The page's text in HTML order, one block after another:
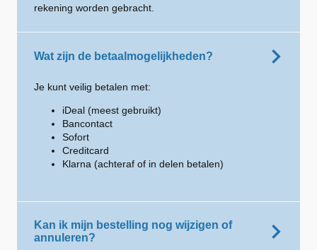
rekening worden gebracht.
Wat zijn de betaalmogelijkheden?
Je kunt veilig betalen met:
iDeal (meest gebruikt)
Bancontact
Sofort
Creditcard
Klarna (achteraf of in delen betalen)
Kan ik mijn bestelling nog wijzigen of
annuleren?